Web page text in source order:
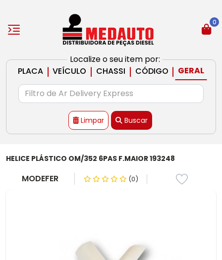
Localize o seu item por:
PLACA | VEÍCULO | CHASSI | CÓDIGO | GERAL
Limpar Buscar
0
HELICE PLÁSTICO OM/352 6PAS F.MAIOR 193248
MODEFER (0)